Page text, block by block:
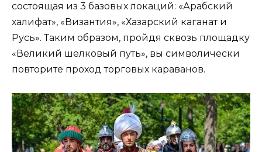
состоящая из 3 базовых локаций: «Арабский
халифат», «Византия», «Хазарский каганат и
Русь». Таким образом, пройдя сквозь площадку
«Великий шелковый путь», вы символически
повторите проход торговых караванов.